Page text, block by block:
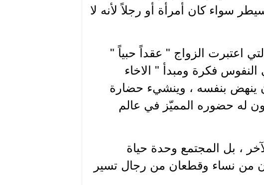
سواء كان أمرأة أو رجلاً لأنه لا
اعتبرت الزواج " عقداً حبياً "
فكرة ومبدأ " الاخاء
ينهض بنفسه ، وينشيء حضارة
له حضوره المميّز في عالم
، بل المجتمع وحدة حياة
من نساء وقطعان من رجال تسير